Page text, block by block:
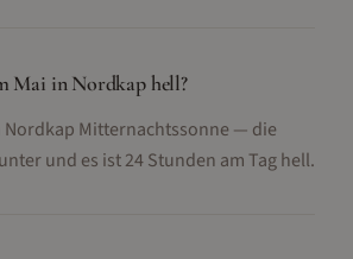
Mai in Nordkap hell?
Nordkap Mitternachtssonne — die
und es ist 24 Stunden am Tag hell.